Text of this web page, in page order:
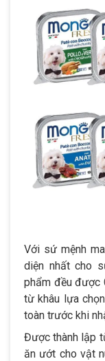
Với sứ mệnh
diện nhất cho
phẩm đều được
từ khâu lựa
toàn trước khi
Được thành lập
ăn ướt cho vật